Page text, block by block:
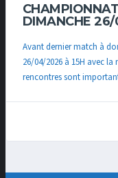
DIMANCHE
Avant dernier match à
26/04/2026 à 15H avec la
rencontres sont